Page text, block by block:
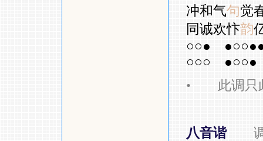
冲和气句觉
同诚欢忭韵
○○●
○○○
●○○●
• 此调只此
八音谐